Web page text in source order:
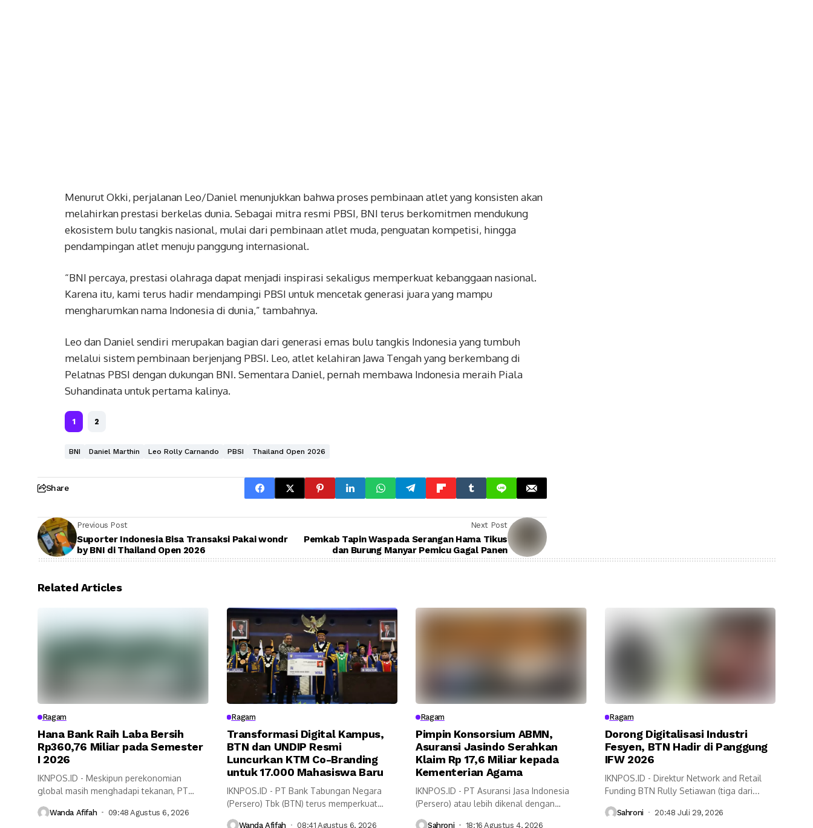
Menurut Okki, perjalanan Leo/Daniel menunjukkan bahwa proses pembinaan atlet yang konsisten akan
melahirkan prestasi berkelas dunia. Sebagai mitra resmi PBSI, BNI terus berkomitmen mendukung
ekosistem bulu tangkis nasional, mulai dari pembinaan atlet muda, penguatan kompetisi, hingga
pendampingan atlet menuju panggung internasional.
“BNI percaya, prestasi olahraga dapat menjadi inspirasi sekaligus memperkuat kebanggaan nasional.
Karena itu, kami terus hadir mendampingi PBSI untuk mencetak generasi juara yang mampu
mengharumkan nama Indonesia di dunia,” tambahnya.
Leo dan Daniel sendiri merupakan bagian dari generasi emas bulu tangkis Indonesia yang tumbuh
melalui sistem pembinaan berjenjang PBSI. Leo, atlet kelahiran Jawa Tengah yang berkembang di
Pelatnas PBSI dengan dukungan BNI. Sementara Daniel, pernah membawa Indonesia meraih Piala
Suhandinata untuk pertama kalinya.
1 2
BNI Daniel Marthin Leo Rolly Carnando PBSI Thailand Open 2026
Share
Previous Post
Suporter Indonesia Bisa Transaksi Pakai wondr
by BNI di Thailand Open 2026
Next Post
Pemkab Tapin Waspada Serangan Hama Tikus
dan Burung Manyar Pemicu Gagal Panen
Related Articles
Ragam
Hana Bank Raih Laba Bersih
Rp360,76 Miliar pada Semester
I 2026
IKNPOS.ID - Meskipun perekonomian
global masih menghadapi tekanan, PT
Wanda Afifah 09:48 Agustus 6, 2026
Ragam
Transformasi Digital Kampus,
BTN dan UNDIP Resmi
Luncurkan KTM Co-Branding
untuk 17.000 Mahasiswa Baru
IKNPOS.ID - PT Bank Tabungan Negara
(Persero) Tbk (BTN) terus memperkuat
Wanda Afifah 08:41 Agustus 6, 2026
Ragam
Pimpin Konsorsium ABMN,
Asuransi Jasindo Serahkan
Klaim Rp 17,6 Miliar kepada
Kementerian Agama
IKNPOS.ID - PT Asuransi Jasa Indonesia
(Persero) atau lebih dikenal dengan
Sahroni 18:16 Agustus 4, 2026
Ragam
Dorong Digitalisasi Industri
Fesyen, BTN Hadir di Panggung
IFW 2026
IKNPOS.ID - Direktur Network and Retail
Funding BTN Rully Setiawan (tiga dari...
Sahroni 20:48 Juli 29, 2026